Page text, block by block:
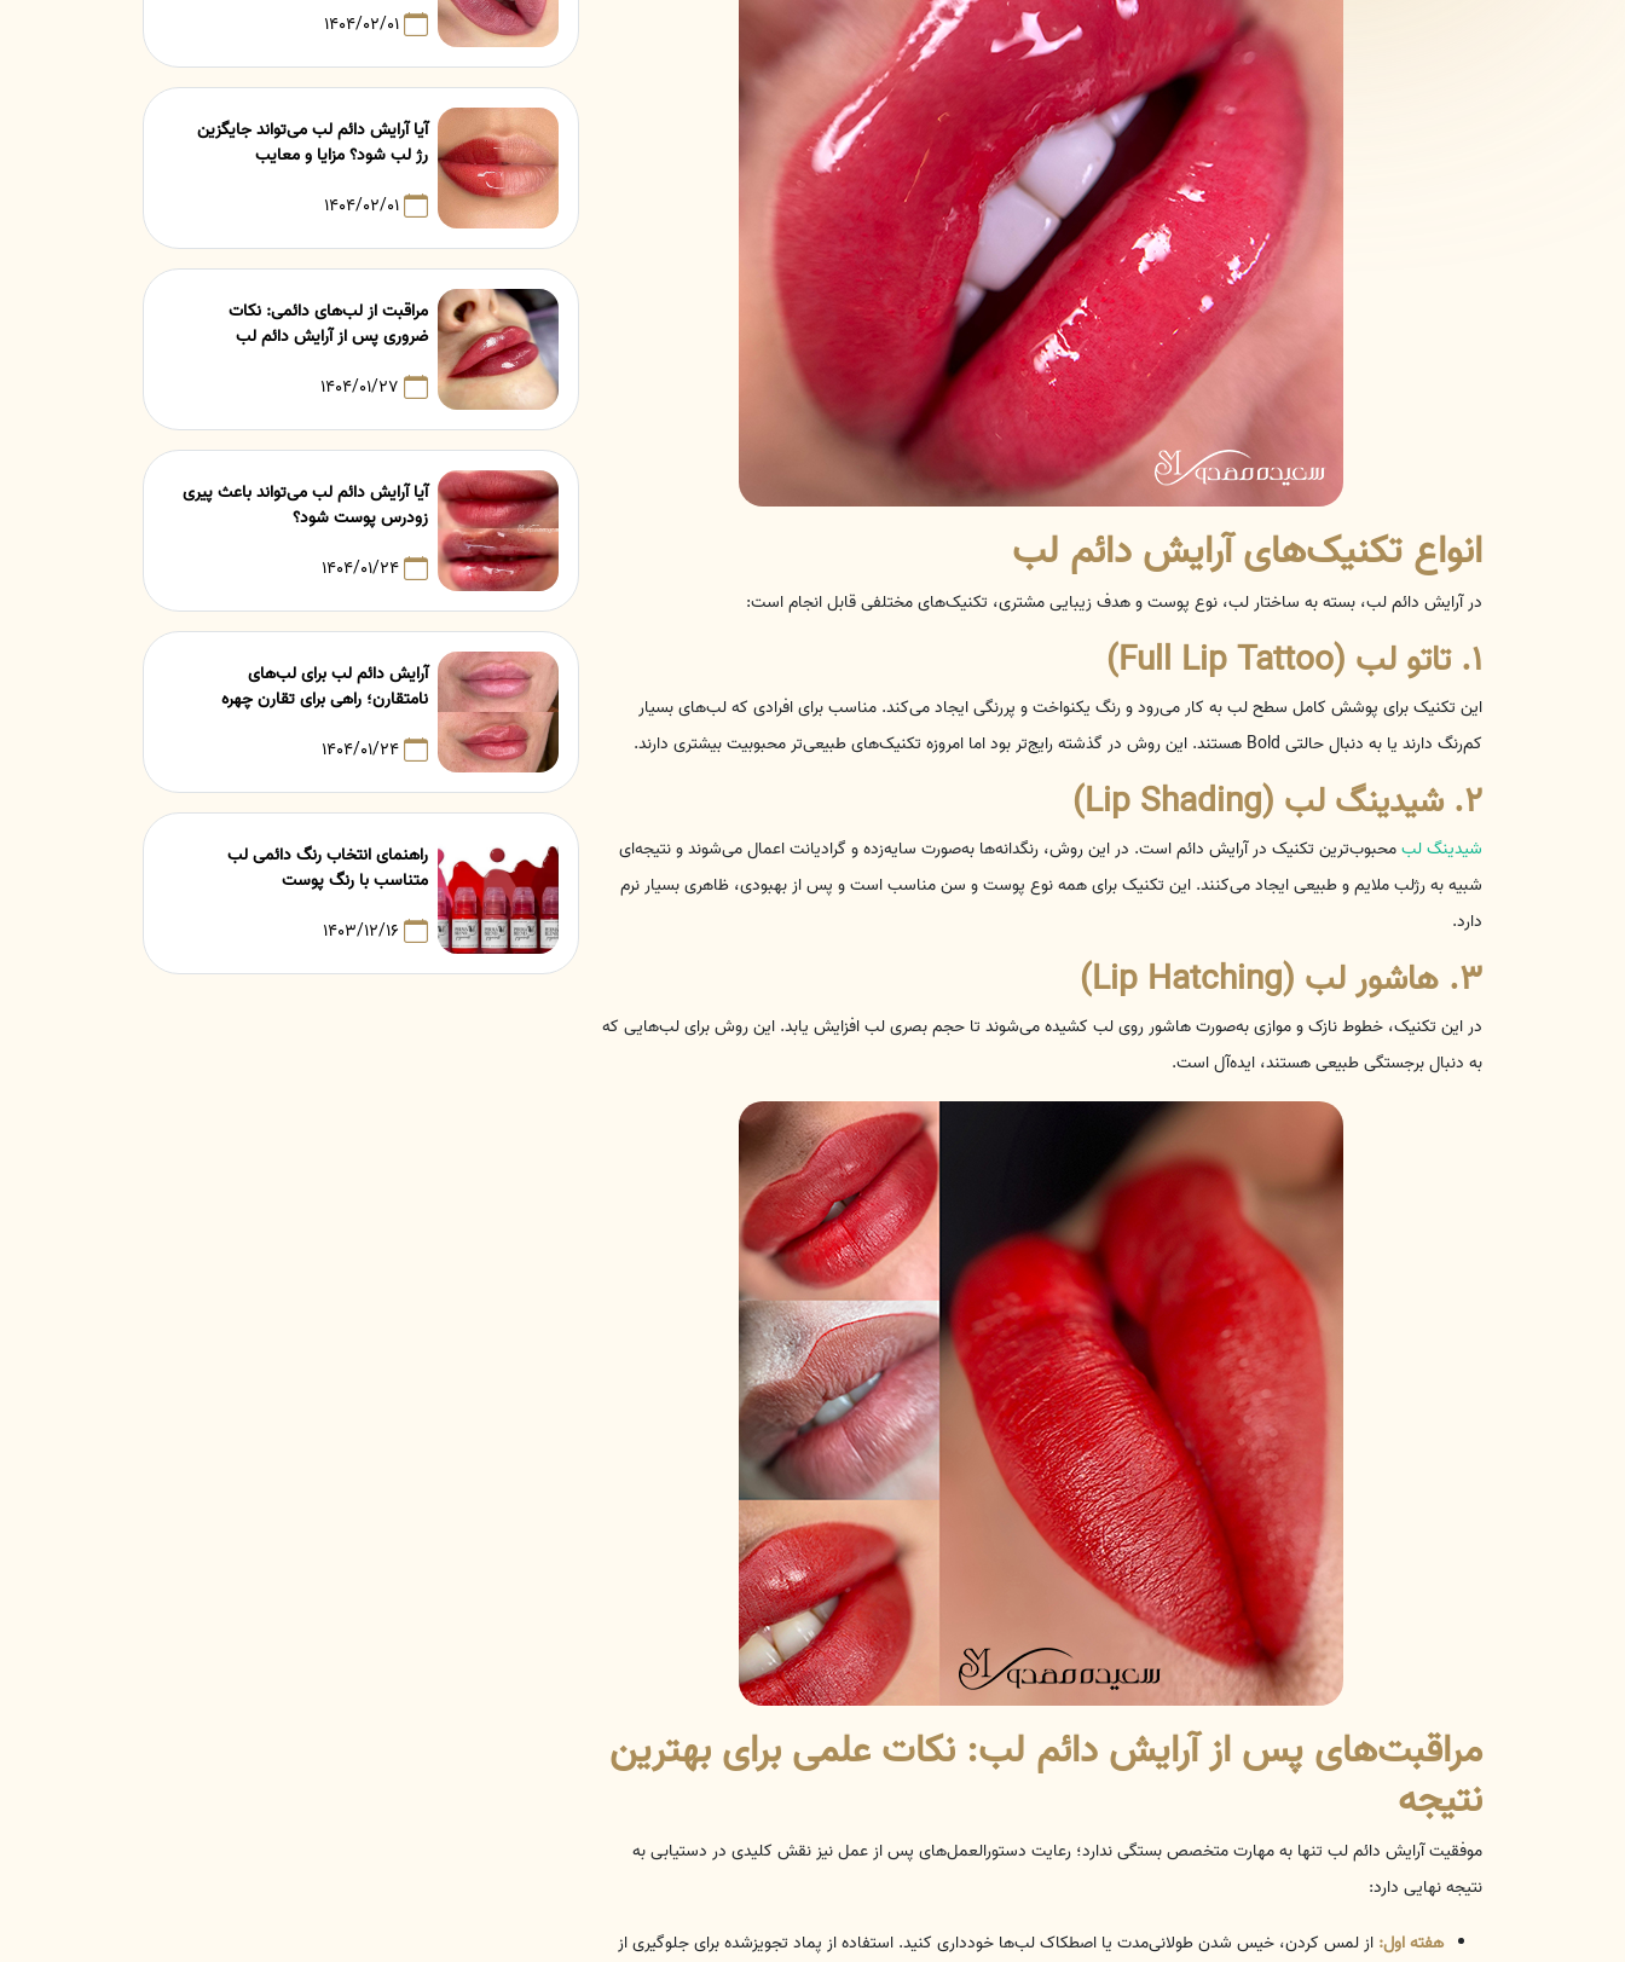
انواع تکنیک‌های آرایش دائم لب
در آرایش دائم لب، بسته به ساختار لب، نوع پوست و هدف زیبایی مشتری، تکنیک‌های مختلفی قابل انجام است:
۱. تاتو لب (Full Lip Tattoo)
این تکنیک برای پوشش کامل سطح لب به کار می‌رود و رنگ یکنواخت و پررنگی ایجاد می‌کند. مناسب برای افرادی که لب‌های بسیار
کم‌رنگ دارند یا به دنبال حالتی Bold هستند. این روش در گذشته رایج‌تر بود اما امروزه تکنیک‌های طبیعی‌تر محبوبیت بیشتری دارند.
۲. شیدینگ لب (Lip Shading)
شیدینگ لبمحبوب‌ترین تکنیک در آرایش دائم است. در این روش، رنگدانه‌ها به‌صورت سایه‌زده و گرادیانت اعمال می‌شوند و نتیجه‌ای
شبیه به رژلب ملایم و طبیعی ایجاد می‌کنند. این تکنیک برای همه نوع پوست و سن مناسب است و پس از بهبودی، ظاهری بسیار نرم
دارد.
۳. هاشور لب (Lip Hatching)
در این تکنیک، خطوط نازک و موازی به‌صورت هاشور روی لب کشیده می‌شوند تا حجم بصری لب افزایش یابد. این روش برای لب‌هایی که
به دنبال برجستگی طبیعی هستند، ایده‌آل است.
مراقبت‌های پس از آرایش دائم لب: نکات علمی برای بهترین
نتیجه
موفقیت آرایش دائم لب تنها به مهارت متخصص بستگی ندارد؛ رعایت دستورالعمل‌های پس از عمل نیز نقش کلیدی در دستیابی به
نتیجه نهایی دارد:
هفته اول: از لمس کردن، خیس شدن طولانی‌مدت یا اصطکاک لب‌ها خودداری کنید. استفاده از پماد تجویزشده برای جلوگیری از
۱۴۰۴/۰۲/۰۱
آیا آرایش دائم لب می‌تواند جایگزین
رژ لب شود؟ مزایا و معایب
۱۴۰۴/۰۲/۰۱
مراقبت از لب‌های دائمی: نکات
ضروری پس از آرایش دائم لب
۱۴۰۴/۰۱/۲۷
آیا آرایش دائم لب می‌تواند باعث پیری
زودرس پوست شود؟
۱۴۰۴/۰۱/۲۴
آرایش دائم لب برای لب‌های
نامتقارن؛ راهی برای تقارن چهره
۱۴۰۴/۰۱/۲۴
راهنمای انتخاب رنگ دائمی لب
متناسب با رنگ پوست
۱۴۰۳/۱۲/۱۶